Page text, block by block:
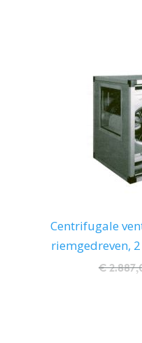
Centrifugale
riemgedreven,
€